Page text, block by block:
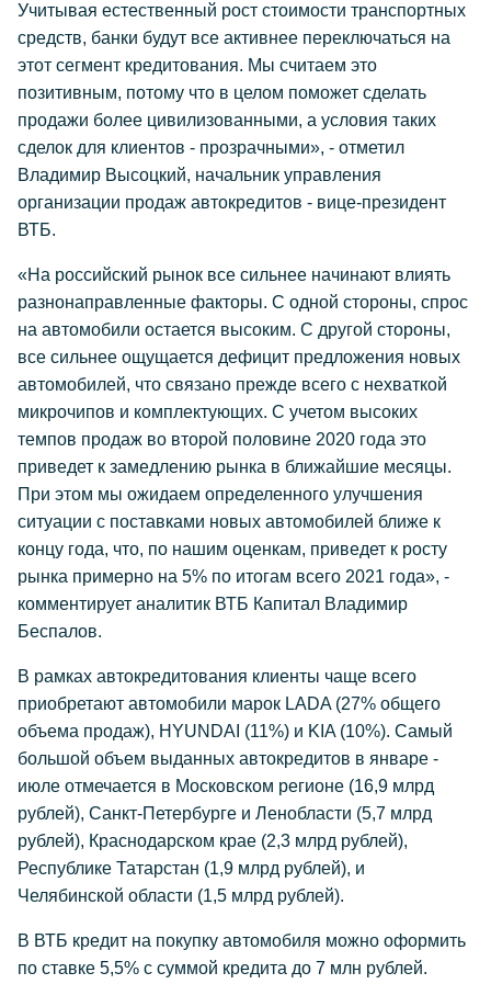
Учитывая естественный рост стоимости транспортных
средств, банки будут все активнее переключаться на
этот сегмент кредитования. Мы считаем это
позитивным, потому что в целом поможет сделать
продажи более цивилизованными, а условия таких
сделок для клиентов - прозрачными», - отметил
Владимир Высоцкий, начальник управления
организации продаж автокредитов - вице-президент
ВТБ.
«На российский рынок все сильнее начинают влиять
разнонаправленные факторы. С одной стороны, спрос
на автомобили остается высоким. С другой стороны,
все сильнее ощущается дефицит предложения новых
автомобилей, что связано прежде всего с нехваткой
микрочипов и комплектующих. С учетом высоких
темпов продаж во второй половине 2020 года это
приведет к замедлению рынка в ближайшие месяцы.
При этом мы ожидаем определенного улучшения
ситуации с поставками новых автомобилей ближе к
концу года, что, по нашим оценкам, приведет к росту
рынка примерно на 5% по итогам всего 2021 года», -
комментирует аналитик ВТБ Капитал Владимир
Беспалов.
В рамках автокредитования клиенты чаще всего
приобретают автомобили марок LADA (27% общего
объема продаж), HYUNDAI (11%) и KIA (10%). Самый
большой объем выданных автокредитов в январе -
июле отмечается в Московском регионе (16,9 млрд
рублей), Санкт-Петербурге и Ленобласти (5,7 млрд
рублей), Краснодарском крае (2,3 млрд рублей),
Республике Татарстан (1,9 млрд рублей), и
Челябинской области (1,5 млрд рублей).
В ВТБ кредит на покупку автомобиля можно оформить
по ставке 5,5% с суммой кредита до 7 млн рублей.